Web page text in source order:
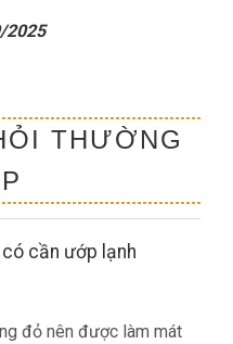
2025
THƯỜNG
cần ướp lạnh
đỏ nên được làm mát